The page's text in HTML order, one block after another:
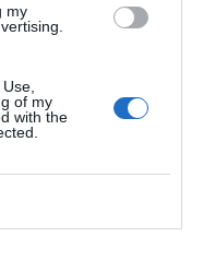
my
of my
with the
można tu odkryć
jak i ukryte
miasta.